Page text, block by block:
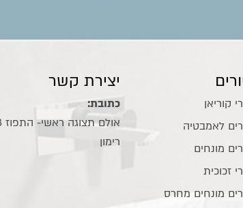
קוריאן
לאמבטיה
מונחים
זכוכית
מונחים מחרס
יצירת קשר
כתובת:
רימון